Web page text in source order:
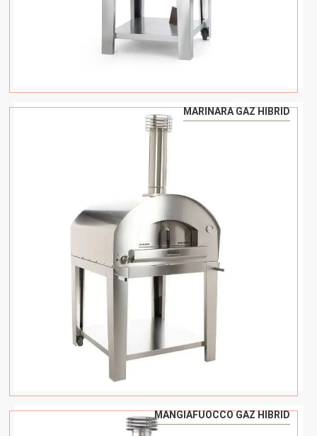
MARINARA GAZ HIBRID
MANGIAFUOCCO GAZ HIBRID